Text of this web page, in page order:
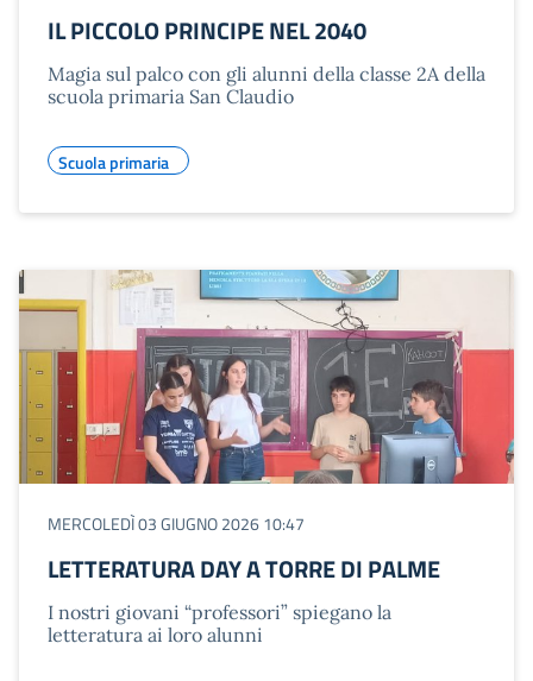
IL PICCOLO PRINCIPE NEL 2040
Magia sul palco con gli alunni della classe 2A della
scuola primaria San Claudio
Scuola primaria
MERCOLEDÌ 03 GIUGNO 2026 10:47
LETTERATURA DAY A TORRE DI PALME
I nostri giovani “professori” spiegano la
letteratura ai loro alunni